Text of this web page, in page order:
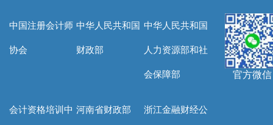
中国注册会计师
协会
中华人民共和国
财政部
中华人民共和国
人力资源部和社
会保障部
会计资格培训中 河南省财政部 浙江金融财经公
官方微信